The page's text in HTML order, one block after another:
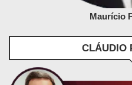
Maurício
CLÁUDIO